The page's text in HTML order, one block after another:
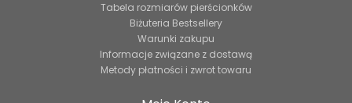
Tabela rozmiarów pierścionków
Biżuteria Bestsellery
Warunki zakupu
Informacje związane z dostawą
Metody płatności i zwrot towaru